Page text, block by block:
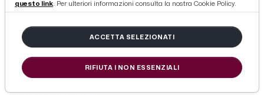
Oltre il verdetto: la Yuasa Battery
Grottazzolina ringrazia i
protagonisti di un sogno indelebile
questo link. Per ulteriori informazioni consulta la nostra Cookie Policy.
ACCETTA SELEZIONATI
RIFIUTA I NON ESSENZIALI